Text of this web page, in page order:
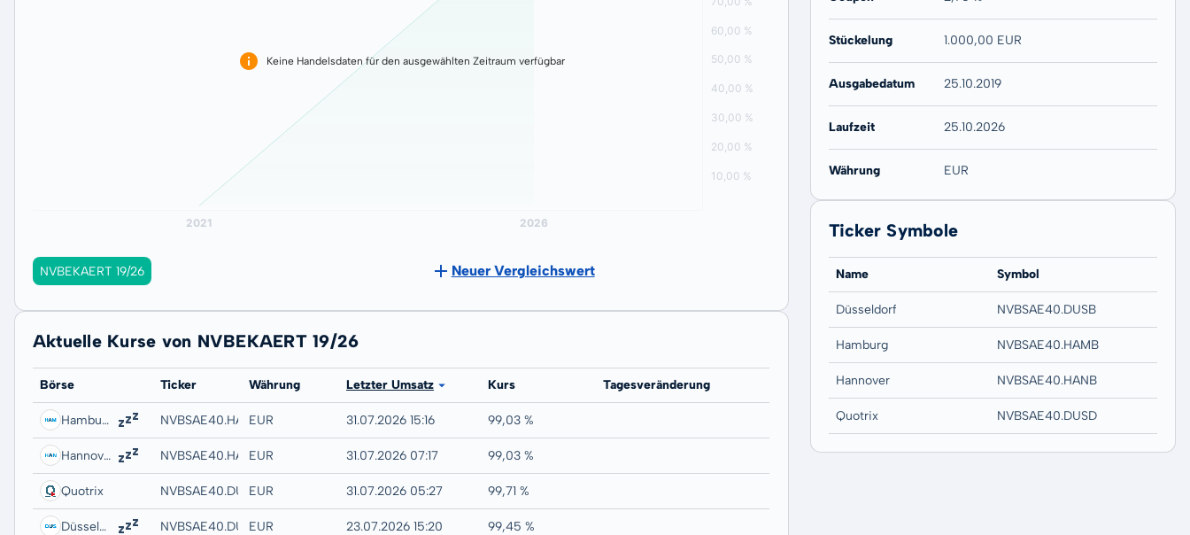
Keine Handelsdaten für den ausgewählten Zeitraum verfügbar
NVBEKAERT 19/26 Neuer Vergleichswert
Aktuelle Kurse von NVBEKAERT 19/26
Börse Ticker Währung Letzter Umsatz Kurs Tagesveränderung
Hamburg NVBSAE40.HAMBEUR 31.07.2026 15:16 99,03 %
Hannover NVBSAE40.HANBEUR 31.07.2026 07:17 99,03 %
Quotrix NVBSAE40.DUSDEUR 31.07.2026 05:27 99,71 %
Düsseldorf NVBSAE40.DUSBEUR 23.07.2026 15:20 99,45 %
Stückelung 1.000,00 EUR
Ausgabedatum 25.10.2019
Laufzeit 25.10.2026
Währung EUR
Ticker Symbole
Name Symbol
Düsseldorf NVBSAE40.DUSB
Hamburg NVBSAE40.HAMB
Hannover NVBSAE40.HANB
Quotrix NVBSAE40.DUSD